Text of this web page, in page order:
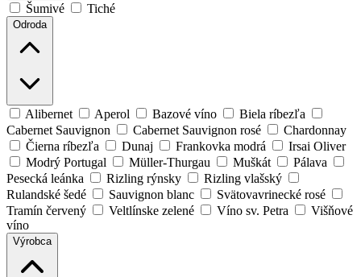
Šumivé Tiché
Odroda
Alibernet Aperol Bazové víno
Biela ríbezľa
Cabernet Sauvignon
Cabernet Sauvignon rosé
Chardonnay
Čierna ríbezľa
Dunaj Frankovka modrá
Irsai Oliver
Modrý Portugal
Müller-Thurgau Muškát
Pálava
Pesecká leánka
Rizling rýnsky
Rizling vlašský
Rulandské šedé
Sauvignon blanc
Svätovavrinecké rosé
Tramín červený
Veltlínske zelené Víno sv. Petra
Višňové
víno
Výrobca